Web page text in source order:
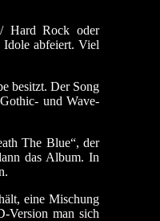
Hard Rock oder
Idole abfeiert. Viel
besitzt. Der Song
und Wave-
The Blue“, der
das Album. In
eine Mischung
Version man sich